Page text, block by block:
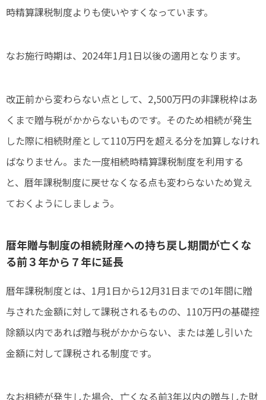
時精算課税制度よりも使いやすくなっています。
なお施行時期は、2024年1月1日以後の適用となります。
改正前から変わらない点として、2,500万円の非課税枠はあ
くまで贈与税がかからないものです。そのため相続が発生
した際に相続財産として110万円を超える分を加算しなけれ
ばなりません。また一度相続時精算課税制度を利用する
と、暦年課税制度に戻せなくなる点も変わらないため覚え
ておくようにしましょう。
暦年贈与制度の相続財産への持ち戻し期間が亡くな
る前３年から７年に延長
暦年課税制度とは、1月1日から12月31日までの1年間に贈
与された金額に対して課税されるものの、110万円の基礎控
除額以内であれば贈与税がかからない、または差し引いた
金額に対して課税される制度です。
なお相続が発生した場合、亡くなる前3年以内の贈与した財